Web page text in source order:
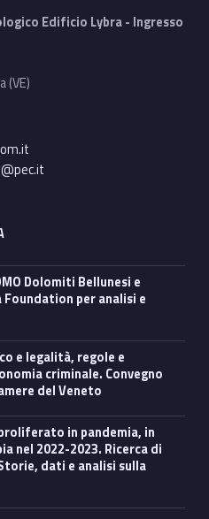
Edificio Lybra - Ingresso
(VE)
per analisi e
criminale. Convegno
del Veneto
nel 2022-2023. Ricerca di
dati e analisi sulla